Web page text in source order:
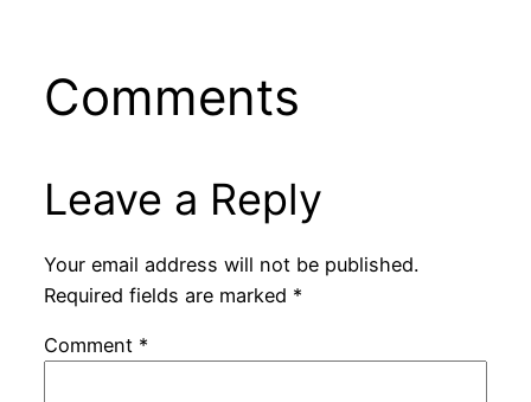
Comments
Leave a Reply
Your email address will not be published.
Required fields are marked *
Comment *